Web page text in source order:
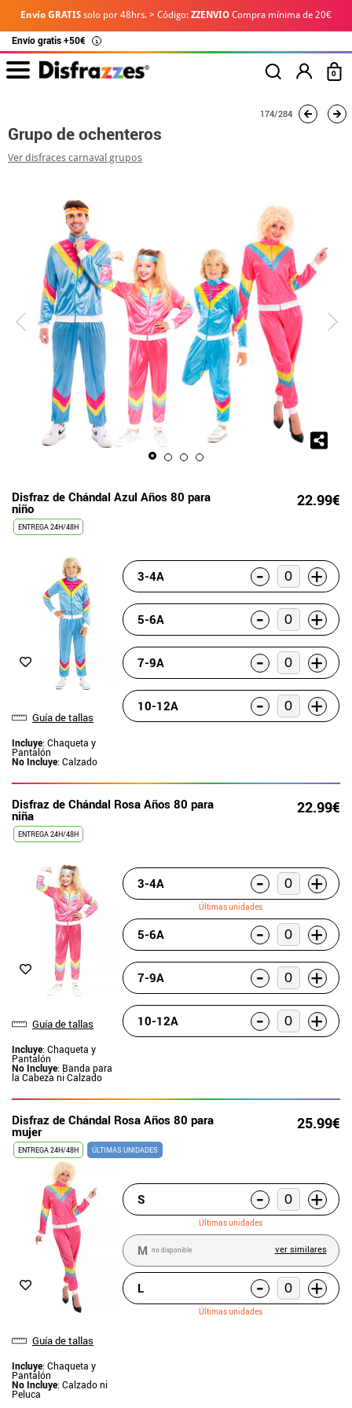
Envío GRATIS solo por 48hrs. > Código: ZZENVIO Compra mínima de 20€
Envío gratis +50€ i
0
Grupo de ochenteros
174/284
Grupo de ochenteros
Ver disfraces carnaval grupos
Disfraz de Chándal Azul Años 80 para
niño 22.99€
ENTREGA 24H/48H
Guía de tallas
Incluye: Chaqueta y
Pantalón
No Incluye: Calzado
3-4A - +
5-6A - +
7-9A - +
10-12A - +
Disfraz de Chándal Rosa Años 80 para
niña 22.99€
ENTREGA 24H/48H
Guía de tallas
Incluye: Chaqueta y
Pantalón
No Incluye: Banda para
la Cabeza ni Calzado
3-4A - +
Últimas unidades
5-6A - +
7-9A - +
10-12A - +
Disfraz de Chándal Rosa Años 80 para
mujer 25.99€
ENTREGA 24H/48H ÚLTIMAS UNIDADES
Guía de tallas
Incluye: Chaqueta y
Pantalón
No Incluye: Calzado ni
Peluca
S - +
Últimas unidades
M no disponible ver similares
L - +
Últimas unidades